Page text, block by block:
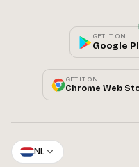
GET IT ON
Google
GET IT ON
Chrome Web
NL